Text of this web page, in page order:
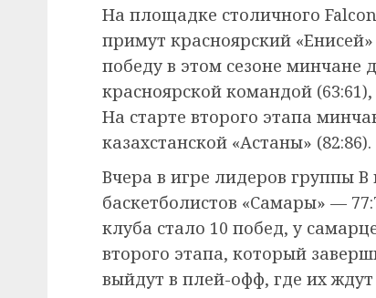
На площадке столичного
примут красноярский
победу в этом сезоне минчане
красноярской командой
На старте второго этапа
казахстанской «Астаны» (82:86).
Вчера в игре лидеров группы
баскетболистов «Самары» —
клуба стало 10 побед, у
второго этапа, который
выйдут в плей-офф, где их